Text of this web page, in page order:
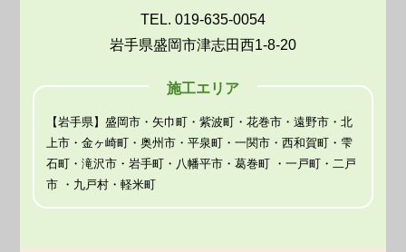
TEL. 019-635-0054
岩手県盛岡市津志田西1-8-20
施工エリア
【岩手県】盛岡市・矢巾町・紫波町・花巻市・遠野市・北
上市・金ヶ崎町・奥州市・平泉町・一関市・西和賀町・雫
石町・滝沢市・岩手町・八幡平市・葛巻町 ・一戸町・二戸
市 ・九戸村・軽米町